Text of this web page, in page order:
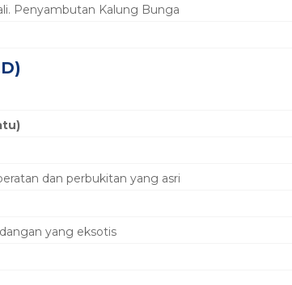
Penyambutan Kalung Bunga
dan perbukitan yang asri
yang eksotis